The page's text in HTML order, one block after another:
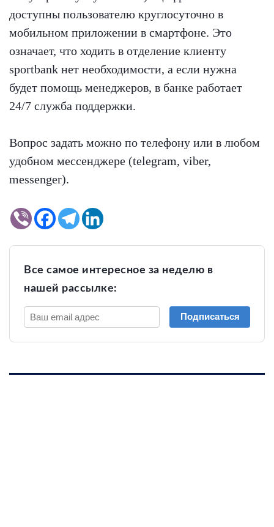
доступны пользователю круглосуточно в
мобильном приложении в смартфоне. Это
означает, что ходить в отделение клиенту
sportbank нет необходимости, а если нужна
будет помощь менеджеров, в банке работает
24/7 служба поддержки.
Вопрос задать можно по телефону или в любом
удобном мессенджере (telegram, viber,
messenger).
Все самое интересное за неделю в
нашей рассылке:
Подписаться